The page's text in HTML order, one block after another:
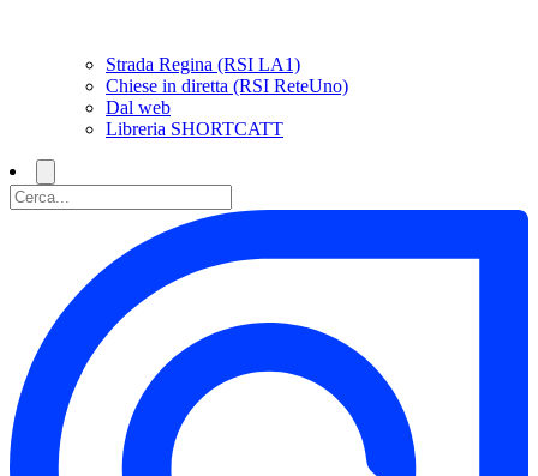
Strada Regina (RSI LA1)
Chiese in diretta (RSI ReteUno)
Dal web
Libreria SHORTCATT